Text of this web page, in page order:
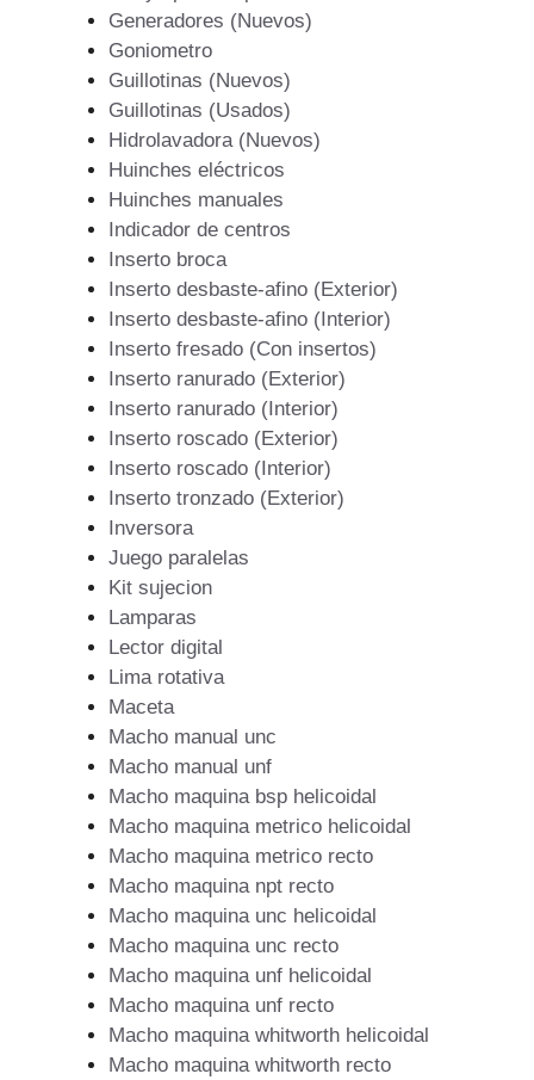
Generadores (Nuevos)
Goniometro
Guillotinas (Nuevos)
Guillotinas (Usados)
Hidrolavadora (Nuevos)
Huinches eléctricos
Huinches manuales
Indicador de centros
Inserto broca
Inserto desbaste-afino (Exterior)
Inserto desbaste-afino (Interior)
Inserto fresado (Con insertos)
Inserto ranurado (Exterior)
Inserto ranurado (Interior)
Inserto roscado (Exterior)
Inserto roscado (Interior)
Inserto tronzado (Exterior)
Inversora
Juego paralelas
Kit sujecion
Lamparas
Lector digital
Lima rotativa
Maceta
Macho manual unc
Macho manual unf
Macho maquina bsp helicoidal
Macho maquina metrico helicoidal
Macho maquina metrico recto
Macho maquina npt recto
Macho maquina unc helicoidal
Macho maquina unc recto
Macho maquina unf helicoidal
Macho maquina unf recto
Macho maquina whitworth helicoidal
Macho maquina whitworth recto